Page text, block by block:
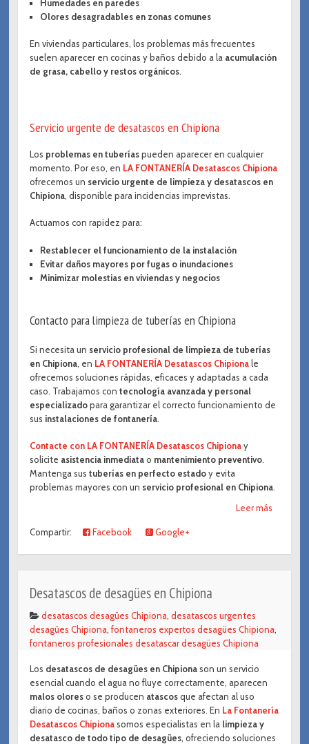
Humedades en paredes
Olores desagradables en zonas comunes
En viviendas particulares, los problemas más frecuentes
suelen aparecer en cocinas y baños debido a la acumulación
de grasa, cabello y restos orgánicos.
Servicio urgente de desatascos en Chipiona
Los problemas en tuberíaspueden aparecer en cualquier
momento. Por eso, en LA FONTANERÍA Desatascos Chipiona
ofrecemos un servicio urgente de limpieza y desatascos en
Chipiona, disponible para incidencias imprevistas.
Actuamos con rapidez para:
Restablecer el funcionamiento de la instalación
Evitar daños mayores por fugas o inundaciones
Minimizar molestias en viviendas y negocios
Contacto para limpieza de tuberías en Chipiona
Si necesita un servicio profesional de limpieza de tuberías
en Chipiona, en LA FONTANERÍA Desatascos Chipionale
ofrecemos soluciones rápidas, eficaces y adaptadas a cada
caso. Trabajamos con tecnología avanzada y personal
especializadopara garantizar el correcto funcionamiento de
sus instalaciones de fontanería.
Contacte con LA FONTANERÍA Desatascos Chipionay
solicite asistencia inmediatao mantenimiento preventivo.
Mantenga sustuberías en perfecto estadoy evita
problemas mayores con un servicio profesional en Chipiona.
Leer más
Compartir: Facebook Google+
Desatascos de desagües en Chipiona
desatascos desagües Chipiona,desatascos urgentes
desagües Chipiona,fontaneros expertos desagües Chipiona,
fontaneros profesionales desatascar desagües Chipiona
Los desatascos de desagües en Chipionason un servicio
esencial cuando el agua no fluye correctamente, aparecen
malos oloreso se producen atascosque afectan al uso
diario de cocinas, baños o zonas exteriores. En La Fontanería
Desatascos Chipionasomos especialistas en la limpieza y
desatasco de todo tipo de desagües, ofreciendo soluciones